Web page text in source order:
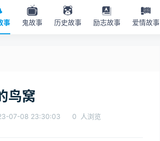
事 鬼故事 历史故事 励志故事 爱情故事
鸟窝
07-08 23:30:03 0 人浏览